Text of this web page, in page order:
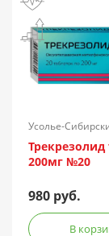
Усолье-
Россия
Трекрезолид
200мг №20
980 руб.
В